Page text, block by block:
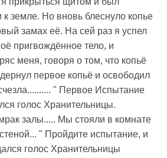
к земле. Но вновь блеснуло копье
замах её. На сей раз я успел
пригвождённое тело, и
меня, говоря о том, что копьё
первое копьё и освободил
" Первое Испытание
голос Хранительницы.
залы..... Мы стояли в комнате
" Пройдите испытание, и
голос Хранительницы